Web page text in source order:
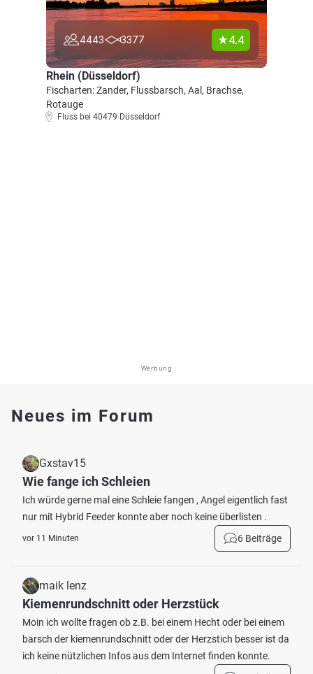
4443 3377 4.4
Rhein (Düsseldorf)
Fischarten: Zander, Flussbarsch, Aal, Brachse,
Rotauge
Fluss bei 40479 Düsseldorf
Werbung
Neues im Forum
Gxstav15
Wie fange ich Schleien
Ich würde gerne mal eine Schleie fangen , Angel eigentlich fast
nur mit Hybrid Feeder konnte aber noch keine überlisten .
vor 11 Minuten 6 Beiträge
maik lenz
Kiemenrundschnitt oder Herzstück
Moin ich wollte fragen ob z.B. bei einem Hecht oder bei einem
barsch der kiemenrundschnitt oder der Herzstich besser ist da
ich keine nützlichen Infos aus dem Internet finden konnte.